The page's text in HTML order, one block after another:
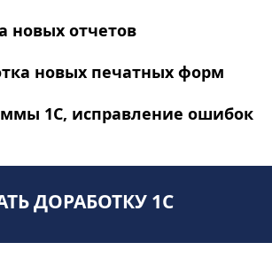
новых отчетов
новых печатных форм
1С, исправление ошибок
ДОРАБОТКУ 1С